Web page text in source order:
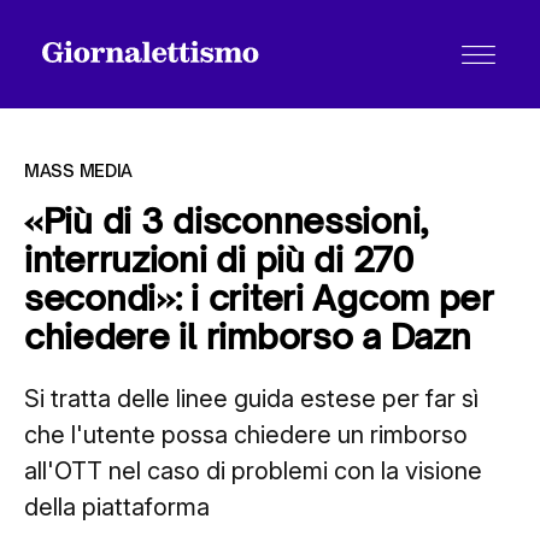
Tutti gli articoli
Contatti
MASS MEDIA
«Più di 3 disconnessioni,
interruzioni di più di 270
secondi»: i criteri Agcom per
chiedere il rimborso a Dazn
Si tratta delle linee guida estese per far sì
che l'utente possa chiedere un rimborso
all'OTT nel caso di problemi con la visione
della piattaforma